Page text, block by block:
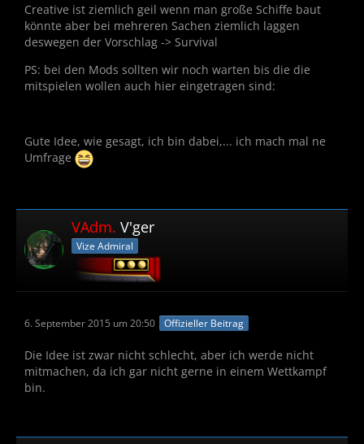
Creative ist ziemlich geil wenn man große Schiffe baut
könnte aber bei mehreren Sachen ziemlich laggen
deswegen der Vorschlag -> Survival
PS: bei den Mods sollten wir noch warten bis die die
mitspielen wollen auch hier eingetragen sind:
Gute Idee, wie gesagt, ich bin dabei,... ich mach mal ne
Umfrage
VAdm. V'ger
Vize Admiral
6. September 2015 um 20:50 Offizieller Beitrag
Die Idee ist zwar nicht schlecht, aber ich werde nicht
mitmachen, da ich gar nicht gerne in einem Wettkampf
bin.